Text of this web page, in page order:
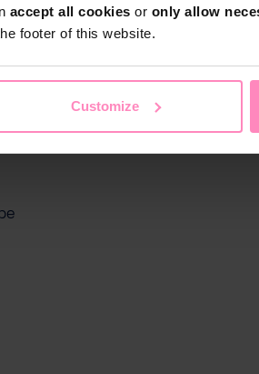
accept all cookies or only allow
footer of this website.
Customize